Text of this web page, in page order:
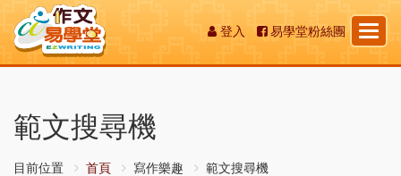
登入 易學堂粉絲團
範文搜尋機
目前位置 首頁 寫作樂趣 範文搜尋機